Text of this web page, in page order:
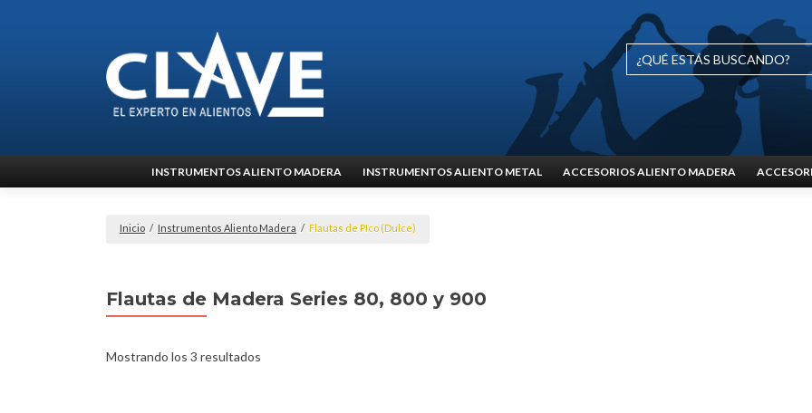
al
INSTRUMENTOS ALIENTO MADERA INSTRUMENTOS ALIENTO METAL ACCESORIOS ALIENTO MADERA
Inicio / Instrumentos Aliento Madera / Flautas de PIco (Dulce)
Flautas de Madera Series 80, 800 y 900
Mostrando los 3 resultados